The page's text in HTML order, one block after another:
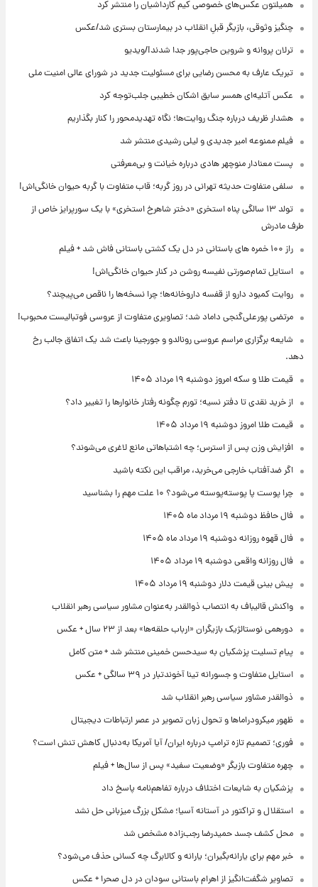
همیلتون عکس‌های خصوصی کیم‌ کارداشیان را منتشر کرد
چنگیز وثوقی، بازیگر قبلِ انقلاب در بیمارستان بستری شد/عکس
ترلان پروانه و شروین حاجی‌پور جدا شدند!/ویدیو
تبریک عارف به محسن رضایی برای مسئولیت جدید در شورای عالی امنیت ملی
عکس‌ آتلیه‌ای همسر سابق اشکان خطیبی جلب‌توجه کرد
هشدار ظریف درباره جنگ روایت‌ها؛ نگاه تهدیدمحور را کنار بگذاریم
فیلم ممنوعه امیر جدیدی و لیلی رشیدی منتشر شد
پست معنادار منوچهر هادی درباره خیانت و بی‌معرفتی
سلفی متفاوت حدیثه تهرانی در روز گربه؛ قاب متفاوت با گربه حیوان خانگی‌اش!
تولد ۱۳ سالگی پناه استخری «دختر شاهرخ استخری» با یک سورپرایز خاص از
طرف مادرش
راز ۱۰۰ خمره های باستانی در دل یک کشتی باستانی فاش شد + فیلم
استایل تمام‌صورتی نفیسه روشن در کنار حیوان خانگی‌اش!
روایت کمبود دارو از قفسه داروخانه‌ها؛ چرا نسخه‌ها را ناقص می‌پیچند؟
مرتضی پورعلی‌گنجی داماد شد؛ تصاویری متفاوت از عروسی فوتبالیست محبوب!
شایعه برگزاری مراسم عروسی رونالدو و جورجینا باعث شد یک اتفاق جالب رخ
دهد.
قیمت طلا و سکه امروز دوشنبه ۱۹ مرداد ۱۴۰۵
از خرید نقدی تا دفتر نسیه؛ تورم چگونه رفتار خانوارها را تغییر داد؟
قیمت طلا امروز دوشنبه ۱۹ مرداد ۱۴۰۵
افزایش وزن پس از استرس؛ چه اشتباهاتی مانع لاغری می‌شوند؟
اگر ضدآفتاب خارجی می‌خرید، مراقب این نکته باشید
چرا پوست پا پوسته‌پوسته می‌شود؟ ۱۰ علت مهم را بشناسید
فال حافظ دوشنبه ۱۹ مرداد ماه ۱۴۰۵
فال قهوه روزانه دوشنبه ۱۹ مرداد ماه ۱۴۰۵
فال روزانه واقعی دوشنبه ۱۹ مرداد ۱۴۰۵
پیش‌ بینی قیمت دلار دوشنبه ۱۹ مرداد ۱۴۰۵
واکنش قالیباف به انتصاب ذوالقدر به‌عنوان مشاور سیاسی رهبر انقلاب
دورهمی نوستالژیک بازیگران «ارباب حلقه‌ها» بعد از ۲۳ سال + عکس
پیام تسلیت پزشکیان به سیدحسن خمینی منتشر شد + متن کامل
استایل متفاوت و جسورانه تینا آخوندتبار در ۳۹ سالگی + عکس
ذوالقدر مشاور سیاسی رهبر انقلاب شد
ظهور میکرودراماها و تحول زبان تصویر در عصر ارتباطات دیجیتال
فوری؛ تصمیم تازه ترامپ درباره ایران/ آیا آمریکا به‌دنبال کاهش تنش است؟
چهره متفاوت بازیگر «وضعیت سفید» پس از سال‌ها + فیلم
پزشکیان به شایعات اختلاف درباره تفاهم‌نامه پاسخ داد
استقلال و تراکتور در آستانه آسیا؛ مشکل بزرگ میزبانی حل نشد
محل کشف جسد حمیدرضا رجب‌زاده مشخص شد
خبر مهم برای یارانه‌بگیران؛ یارانه و کالابرگ چه کسانی حذف می‌شود؟
تصاویر شگفت‌انگیز از اهرام باستانی سودان در دل صحرا + عکس